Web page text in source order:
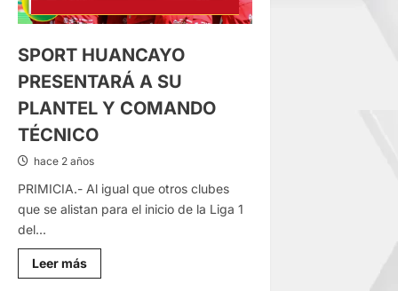
SPORT HUANCAYO
PRESENTARÁ A SU
PLANTEL Y COMANDO
TÉCNICO
hace 2 años
PRIMICIA.- Al igual que otros clubes
que se alistan para el inicio de la Liga 1
del...
Leer másLee
más